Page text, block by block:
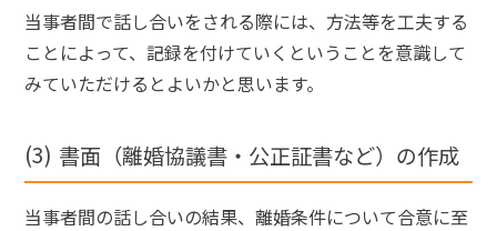
当事者間で話し合いをされる際には、方法等を工夫する
ことによって、記録を付けていくということを意識して
みていただけるとよいかと思います。
書面（離婚協議書・公正証書など）の作成
当事者間の話し合いの結果、離婚条件について合意に至